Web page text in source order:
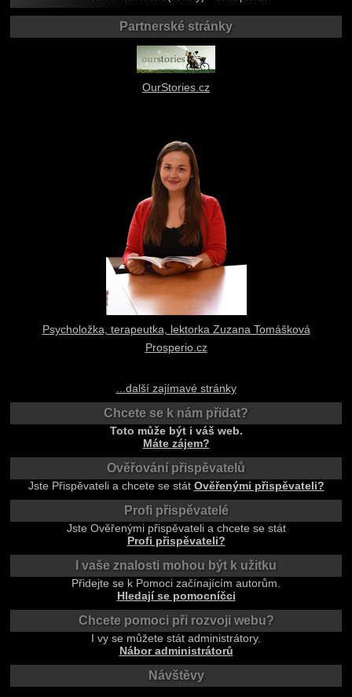
Partnerské stránky
OurStories.cz
Psycholožka, terapeutka, lektorka Zuzana Tomášková
Prosperio.cz
...další zajímavé stránky
Chcete se k nám přidat?
Toto může být i váš web.
Máte zájem?
Ověřování přispěvatelů
Jste Přispěvateli a chcete se stát Ověřenými přispěvateli?
Profi přispěvatelé
Jste Ověřenými přispěvateli a chcete se stát
Profi přispěvateli?
I vaše znalosti mohou být k užitku
Přidejte se k Pomoci začínajícím autorům.
Hledají se pomocníčci
Chcete pomoci při rozvoji webu?
I vy se můžete stát administrátory.
Nábor administrátorů
Návštěvy